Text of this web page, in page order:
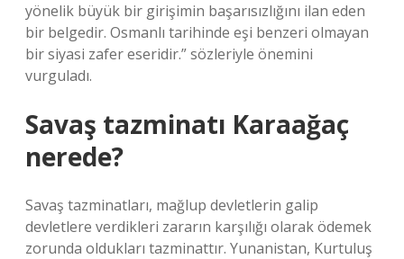
yönelik büyük bir girişimin başarısızlığını ilan eden
bir belgedir. Osmanlı tarihinde eşi benzeri olmayan
bir siyasi zafer eseridir.” sözleriyle önemini
vurguladı.
Savaş tazminatı Karaağaç
nerede?
Savaş tazminatları, mağlup devletlerin galip
devletlere verdikleri zararın karşılığı olarak ödemek
zorunda oldukları tazminattır. Yunanistan, Kurtuluş